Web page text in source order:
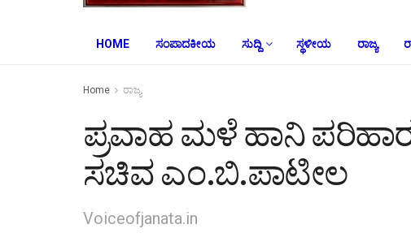
HOME ಸಂಪಾದಕೀಯ ಸುದ್ದಿ ಸ್ಥಳೀಯ ರಾಜ್ಯ
Home ರಾಜ್ಯ
ಪ್ರವಾಹ ಮಳೆ ಹಾನಿ
ಸಚಿವ ಎಂ.ಬಿ.ಪಾಟೀಲ
Voiceofjanata.in